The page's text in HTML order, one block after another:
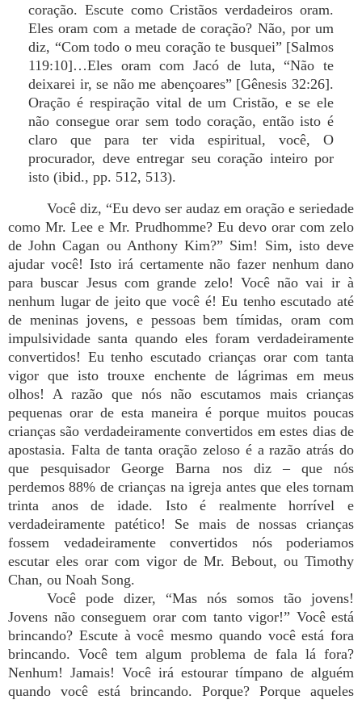
coração. Escute como Cristãos verdadeiros oram.
Eles oram com a metade de coração? Não, por um
diz, “Com todo o meu coração te busquei” [Salmos
119:10]…Eles oram com Jacó de luta, “Não te
deixarei ir, se não me abençoares” [Gênesis 32:26].
Oração é respiração vital de um Cristão, e se ele
não consegue orar sem todo coração, então isto é
claro que para ter vida espiritual, você, O
procurador, deve entregar seu coração inteiro por
isto (ibid., pp. 512, 513).
Você diz, “Eu devo ser audaz em oração e seriedade
como Mr. Lee e Mr. Prudhomme? Eu devo orar com zelo
de John Cagan ou Anthony Kim?” Sim! Sim, isto deve
ajudar você! Isto irá certamente não fazer nenhum dano
para buscar Jesus com grande zelo! Você não vai ir à
nenhum lugar de jeito que você é! Eu tenho escutado até
de meninas jovens, e pessoas bem tímidas, oram com
impulsividade santa quando eles foram verdadeiramente
convertidos! Eu tenho escutado crianças orar com tanta
vigor que isto trouxe enchente de lágrimas em meus
olhos! A razão que nós não escutamos mais crianças
pequenas orar de esta maneira é porque muitos poucas
crianças são verdadeiramente convertidos em estes dias de
apostasia. Falta de tanta oração zeloso é a razão atrás do
que pesquisador George Barna nos diz – que nós
perdemos 88% de crianças na igreja antes que eles tornam
trinta anos de idade. Isto é realmente horrível e
verdadeiramente patético! Se mais de nossas crianças
fossem vedadeiramente convertidos nós poderiamos
escutar eles orar com vigor de Mr. Bebout, ou Timothy
Chan, ou Noah Song.
Você pode dizer, “Mas nós somos tão jovens!
Jovens não conseguem orar com tanto vigor!” Você está
brincando? Escute à você mesmo quando você está fora
brincando. Você tem algum problema de fala lá fora?
Nenhum! Jamais! Você irá estourar tímpano de alguém
quando você está brincando. Porque? Porque aqueles